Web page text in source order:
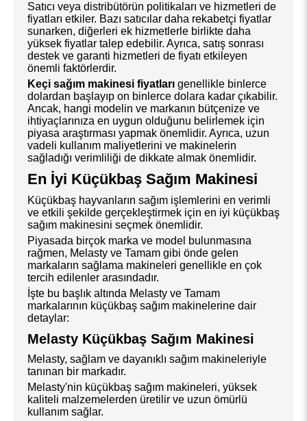
Satıcı veya distribütörün politikaları ve hizmetleri de
fiyatları etkiler. Bazı satıcılar daha rekabetçi fiyatlar
sunarken, diğerleri ek hizmetlerle birlikte daha
yüksek fiyatlar talep edebilir. Ayrıca, satış sonrası
destek ve garanti hizmetleri de fiyatı etkileyen
önemli faktörlerdir.
Keçi sağım makinesi fiyatları genellikle binlerce
dolardan başlayıp on binlerce dolara kadar çıkabilir.
Ancak, hangi modelin ve markanın bütçenize ve
ihtiyaçlarınıza en uygun olduğunu belirlemek için
piyasa araştırması yapmak önemlidir. Ayrıca, uzun
vadeli kullanım maliyetlerini ve makinelerin
sağladığı verimliliği de dikkate almak önemlidir.
En İyi Küçükbaş Sağım Makinesi
Küçükbaş hayvanların sağım işlemlerini en verimli
ve etkili şekilde gerçekleştirmek için en iyi küçükbaş
sağım makinesini seçmek önemlidir.
Piyasada birçok marka ve model bulunmasına
rağmen, Melasty ve Tamam gibi önde gelen
markaların sağlama makineleri genellikle en çok
tercih edilenler arasındadır.
İşte bu başlık altında Melasty ve Tamam
markalarının küçükbaş sağım makinelerine dair
detaylar:
Melasty Küçükbaş Sağım Makinesi
Melasty, sağlam ve dayanıklı sağım makineleriyle
tanınan bir markadır.
Melasty'nin küçükbaş sağım makineleri, yüksek
kaliteli malzemelerden üretilir ve uzun ömürlü
kullanım sağlar.